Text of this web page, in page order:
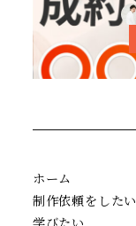
ホーム
制作依頼をしたい
学びたい